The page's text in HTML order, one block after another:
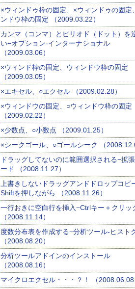
×ウィンドゥ枠の固定、×ウィンドゥの固定
ンドウ枠の固定 （2009.03.22）
カンマ（コンマ）とピリオド（ドット）を
い−オプション-インターナショナル
（2009.03.06）
×ウィンド枠の固定、ウィンドウ枠の固定
（2009.03.05）
×エキセル、○エクセル （2009.02.28）
×ウィンドウの固定、○ウィンドウ枠の固定
（2009.02.22）
×少数点、○小数点 （2009.01.25）
×シークゴール、○ゴールシーク （
ドラッグしてないのに範囲選択される−拡
ード （2008.11.27）
上書きしないドラッグアンドドロップコピ
Shiftを押しながら （2008.11.26）
一行おきに空白行を挿入−Ctrlキー＋クリッ
（2008.11.14）
度数分布表を作成する−分析ツール-ヒスト
（2008.08.20）
分析ツールアドインのインストール
（2008.08.16）
マイクロエクセル・・・？！ （2008.06.08